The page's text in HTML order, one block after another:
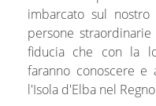
imbarcato sul
persone
fiducia che con la
faranno conoscere e
l'Isola d'Elba nel